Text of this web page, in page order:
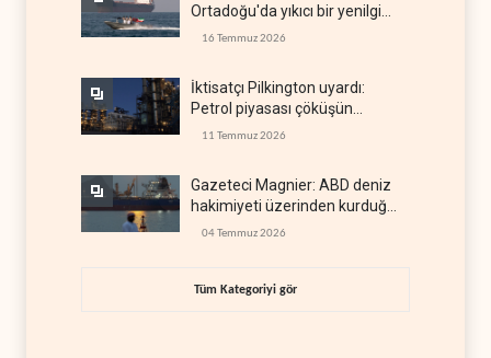
Ortadoğu'da yıkıcı bir yenilgi
aldı
16 Temmuz 2026
İktisatçı Pilkington uyardı:
Petrol piyasası çöküşün
eşiğinde
11 Temmuz 2026
Gazeteci Magnier: ABD deniz
hakimiyeti üzerinden kurduğu
küresel gücü kaybetti
04 Temmuz 2026
Tüm Kategoriyi gör